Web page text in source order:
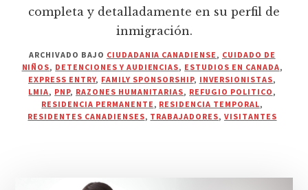
completa y detalladamente en su perfil de
inmigración.
ARCHIVADO BAJO CIUDADANIA CANADIENSE , CUIDADO DE
NIÑOS, DETENCIONES Y AUDIENCIAS, ESTUDIOS EN CANADA,
EXPRESS ENTRY, FAMILY SPONSORSHIP, INVERSIONISTAS,
LMIA, PNP, RAZONES HUMANITARIAS, REFUGIO POLITICO ,
RESIDENCIA PERMANENTE , RESIDENCIA TEMPORAL,
RESIDENTES CANADIENSES, TRABAJADORES, VISITANTES